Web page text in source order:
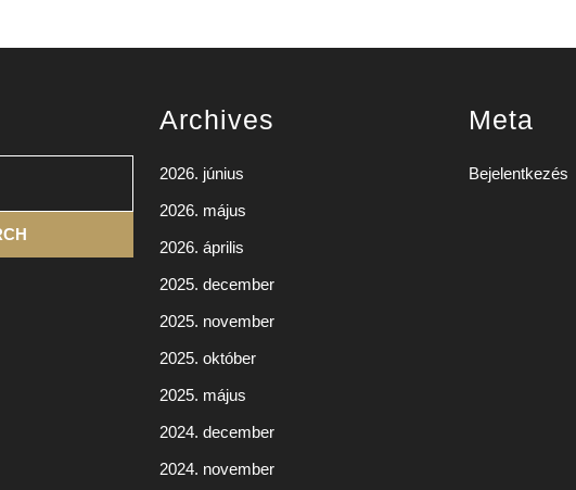
Archives
2026. június
2026. május
2026. április
2025. december
2025. november
2025. október
2025. május
2024. december
2024. november
Meta
Bejelentkezés